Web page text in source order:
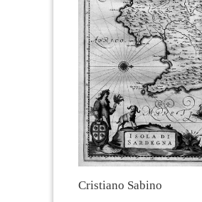
Cristiano Sabino